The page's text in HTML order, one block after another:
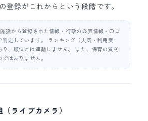
登録がこれからという段階です。
設から登録された情報・行政の公表情報・口コ
判定しています。 ランキング（人気・利用実
り、順位とは連動しません。 また、保育の質そ
はありません。
ライブカメラ）